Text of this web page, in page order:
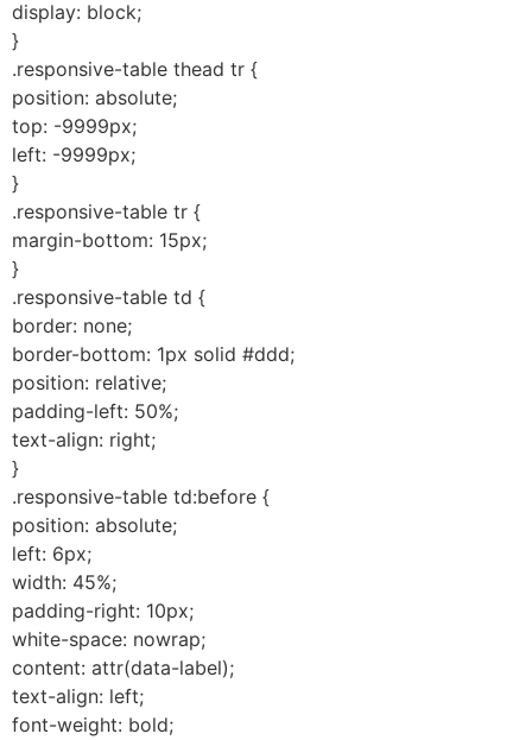
display: block;
}
.responsive-table thead tr {
position: absolute;
top: -9999px;
left: -9999px;
}
.responsive-table tr {
margin-bottom: 15px;
}
.responsive-table td {
border: none;
border-bottom: 1px solid #ddd;
position: relative;
padding-left: 50%;
text-align: right;
}
.responsive-table td:before {
position: absolute;
left: 6px;
width: 45%;
padding-right: 10px;
white-space: nowrap;
content: attr(data-label);
text-align: left;
font-weight: bold;